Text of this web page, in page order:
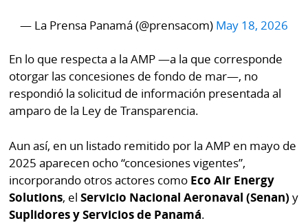
— La Prensa Panamá (@prensacom) May 18, 2026
En lo que respecta a la AMP —a la que corresponde
otorgar las concesiones de fondo de mar—, no
respondió la solicitud de información presentada al
amparo de la Ley de Transparencia.
Aun así, en un listado remitido por la AMP en mayo de
2025 aparecen ocho “concesiones vigentes”,
incorporando otros actores como Eco Air Energy
Solutions, elServicio Nacional Aeronaval (Senan) y
Suplidores y Servicios de Panamá.